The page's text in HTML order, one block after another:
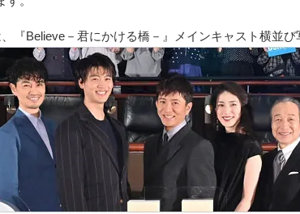
、『Believe－君にかける橋－』メインキャスト横並び